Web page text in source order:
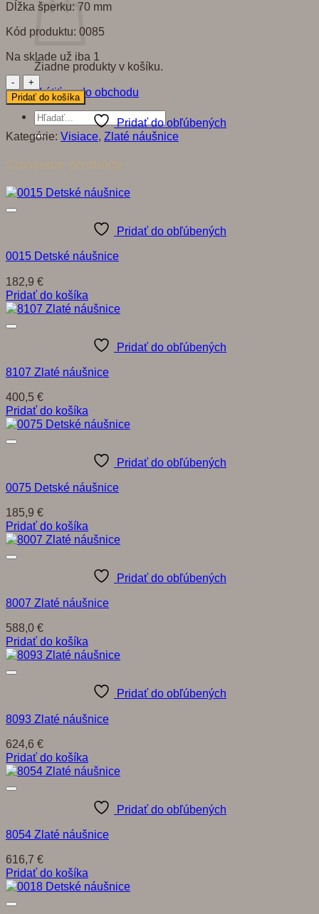
Žiadne produkty v košíku.
Vrátiť sa do obchodu
Hľadať:
Dĺžka šperku: 70 mm
Kód produktu: 0085
Na sklade už iba 1
množstvo
0085
Zlaté
náušnice
Pridať do košíka
Pridať do obľúbených
Kategórie: Visiace, Zlaté náušnice
Súvisiace produkty
Pridať do obľúbených
0015 Detské náušnice
182,9 €
Pridať do košíka
Pridať do obľúbených
8107 Zlaté náušnice
400,5 €
Pridať do košíka
Pridať do obľúbených
0075 Detské náušnice
185,9 €
Pridať do košíka
Pridať do obľúbených
8007 Zlaté náušnice
588,0 €
Pridať do košíka
Pridať do obľúbených
8093 Zlaté náušnice
624,6 €
Pridať do košíka
Pridať do obľúbených
8054 Zlaté náušnice
616,7 €
Pridať do košíka